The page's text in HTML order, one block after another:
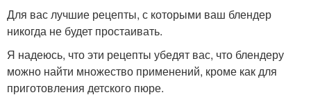
Для вас лучшие рецепты, с которыми ваш блендер
никогда не будет простаивать.
Я надеюсь, что эти рецепты убедят вас, что блендеру
можно найти множество применений, кроме как для
приготовления детского пюре.